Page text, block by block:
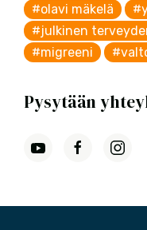
#olavi mäkelä
#julkinen
#migreeni
Pysytään